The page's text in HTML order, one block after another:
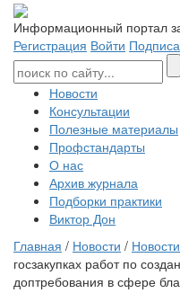
Информационный портал
Регистрация Войти
Новости
Консультации
Полезные материалы
Профстандарты
О нас
Архив журнала
Подборки практики
Виктор Дон
Главная / Новости /
госзакупках работ по
доптребования в сфере